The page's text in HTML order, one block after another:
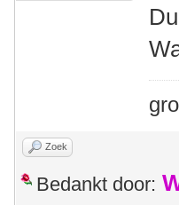
Zoek
Bedankt door: